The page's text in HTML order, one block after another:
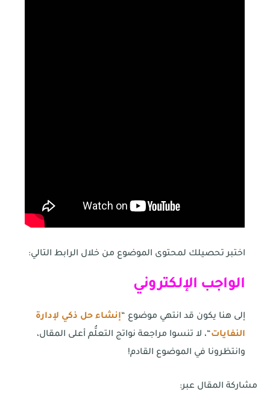
اختبر تحصيلك لمحتوى الموضوع من خلال الرابط التالي:
الواجب الإلكتروني
إلى هنا يكون قد انتهي موضوع “إنشاء حل ذكي لإدارة
النفايات“، لا تنسوا مراجعة نواتج التعلُّم أعلى المقال،
وانتظرونا في الموضوع القادم!
مشاركة المقال عبر: